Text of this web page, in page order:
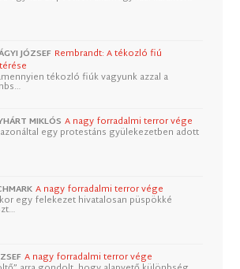
JÓZSEF Rembrandt: A tékozló fiú
tékozló fiúk vagyunk azzal a
MIKLÓS A nagy forradalmi terror vége
egy protestáns gyülekezetben adott
A nagy forradalmi terror vége
egy felekezet hivatalosan püspökké
A nagy forradalmi terror vége